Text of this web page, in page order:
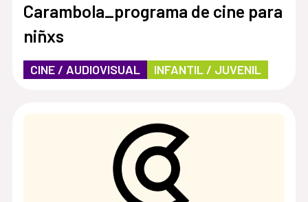
Carambola_programa de cine para
niñxs
CINE / AUDIOVISUAL INFANTIL / JUVENIL